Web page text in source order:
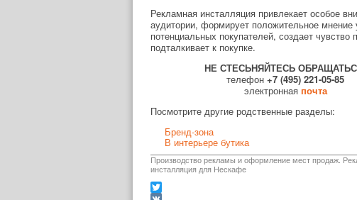
Рекламная инсталляция привлекает особое
аудитории, формирует положительное мнение
потенциальных покупателей, создает чувство
подталкивает к покупке.
НЕ СТЕСЬНЯЙТЕСЬ
телефон +7 (495) 221-05-85
электронная почта
Посмотрите другие родственные разделы:
Бренд-зона
В интерьере бутика
Производство рекламы и оформление мест продаж.
инсталляция для Нескафе